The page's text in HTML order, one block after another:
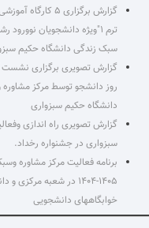
گزارش برگزاری
سبک زندگی دانشگاه حکیم
گزارش تصویری برگزاری
روز دانشجو توسط مرکز مشاوره
دانشگاه حکیم سبزواری
گزارش تصویری راه اندازی
سبزواری در جشنواره رخداد.
برنامه فعالیت مرکز مشاوره
۱۴۰۵-۱۴۰۴ در شعبه
خوابگاههای دانشجویی